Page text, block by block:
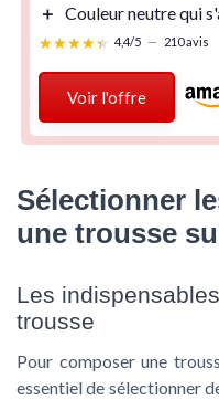
＋ Couleur neutrequi
★★★★★
★★★★★ 4,4/5 — 210 avis
Voir l'offre
Sélectionner
une trousse
Les
trousse
Pour composer une
essentiel de sélectionner